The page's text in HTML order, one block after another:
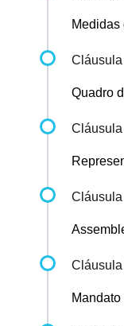
Medidas
Quadro
Cláusula
Mandato